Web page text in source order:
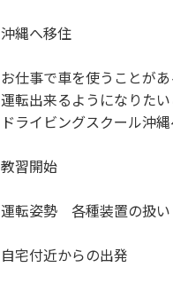
沖縄へ移住
お仕事で車を使うことが
運転出来るようになりた
ドライビングスクール沖
教習開始
運転姿勢 各種装置の扱い
自宅付近からの出発